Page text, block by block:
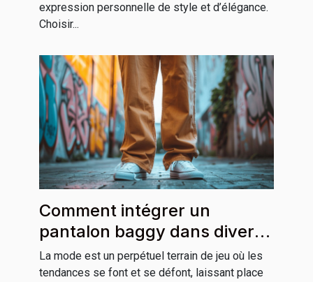
expression personnelle de style et d’élégance.
Choisir...
Comment intégrer un
pantalon baggy dans divers
styles vestimentaires
La mode est un perpétuel terrain de jeu où les
tendances se font et se défont, laissant place